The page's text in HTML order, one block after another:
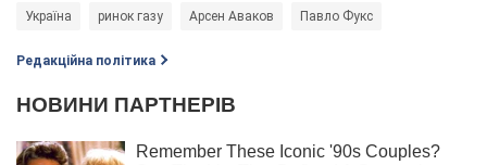
Україна ринок газу Арсен Аваков Павло Фукс
Редакційна політика